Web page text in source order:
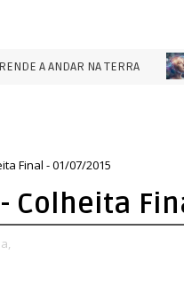
NA TERRA GM
Final - 01/07/2015
Colheita